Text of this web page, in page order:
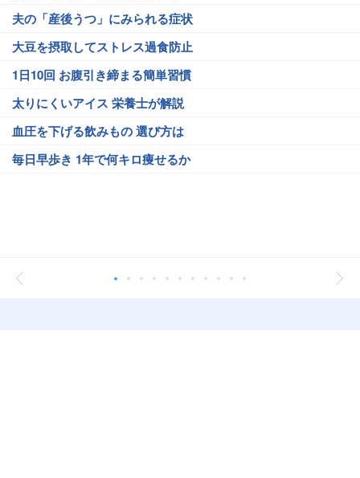
夫の「産後うつ」にみられる症状
大豆を摂取してストレス過食防止
1日10回 お腹引き締まる簡単習慣
太りにくいアイス 栄養士が解説
血圧を下げる飲みもの 選び方は
毎日早歩き 1年で何キロ痩せるか